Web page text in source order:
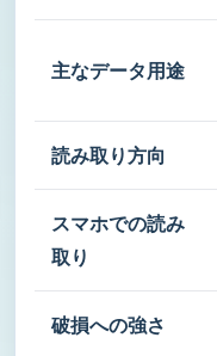
主なデータ用途
読み取り方向
スマホでの読み
取り
破損への強さ